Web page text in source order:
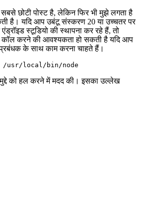
के साथ Android Studio का
सबसे छोटी पोस्ट है, लेकिन फिर भी मुझे लगता है
है। यदि आप उबंटू संस्करण 20 या उच्चतर पर
करने की आवश्यकता हो सकती है यदि आप
के साथ काम करना चाहते हैं।
को हल करने में मदद की। इसका उल्लेख